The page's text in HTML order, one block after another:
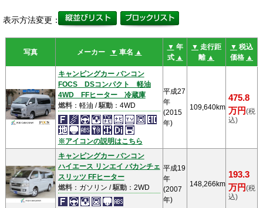
表示方法変更：
写真 メーカー ▼ 車名 ▲
▼ 年
式 ▲
▼ 走行距
離 ▲
▼ 税込
価格 ▲
キャンピングカー バンコン
FOCS DSコンパクト 軽油
4WD FFヒーター 冷蔵庫
燃料：軽油 /駆動：4WD
※アイコンの説明はこちら
平成27
年
(2015
年)
109,640km
475.8
万円(税
込)
キャンピングカー バンコン
ハイエース リンエイ バカンチェ
スリッツ FFヒーター
燃料：ガソリン /駆動：2WD
平成19
年
(2007
年)
148,266km
193.3
万円(税
込)